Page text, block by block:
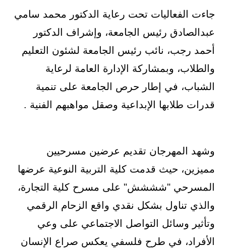
جاءت الفعاليات تحت رعاية الدكتور محمد سامي
عبدالصادق رئيس الجامعة، وإشراف الدكتور
أحمد رجب، نائب رئيس الجامعة لشئون التعليم
والطلاب، وبمشاركة الإدارة العامة لرعاية
الشباب، في إطار حرص الجامعة على تنمية
قدرات طلابها الإبداعية وصقل مواهبهم الفنية .
وشهد المهرجان تقديم عرضين مسرحيين
مميزين، حيث قدمت كلية التربية النوعية عرضها
المسرحي "شششش" على مسرح كلية التجارة،
والذي تناول بشكل نقدي واقع الزحام الرقمي
وتأثير وسائل التواصل الاجتماعي على وعي
الأفراد، في طرح فلسفي يعكس صراع الإنسان